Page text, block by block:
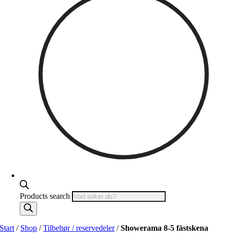
Products search
Start / Shop /Tilbehør / reservedeler/Showerama 8-5 fästskena